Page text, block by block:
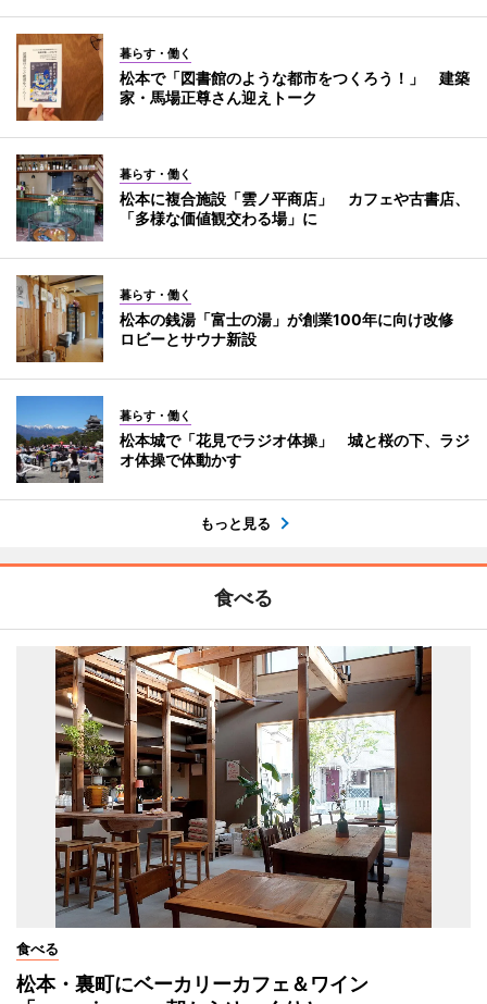
暮らす・働く
松本で「図書館のような都市をつくろう！」 建築
家・馬場正尊さん迎えトーク
暮らす・働く
松本に複合施設「雲ノ平商店」 カフェや古書店、
「多様な価値観交わる場」に
暮らす・働く
松本の銭湯「富士の湯」が創業100年に向け改修
ロビーとサウナ新設
暮らす・働く
松本城で「花見でラジオ体操」 城と桜の下、ラジ
オ体操で体動かす
もっと見る
食べる
食べる
松本・裏町にベーカリーカフェ＆ワイン